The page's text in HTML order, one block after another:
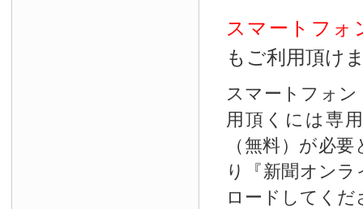
スマートフォ
もご利用頂け
スマートフォ
用頂くには専
（無料）が必
り『新聞オン
ロードしてくだ